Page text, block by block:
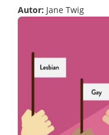
Autor: Jane Twig